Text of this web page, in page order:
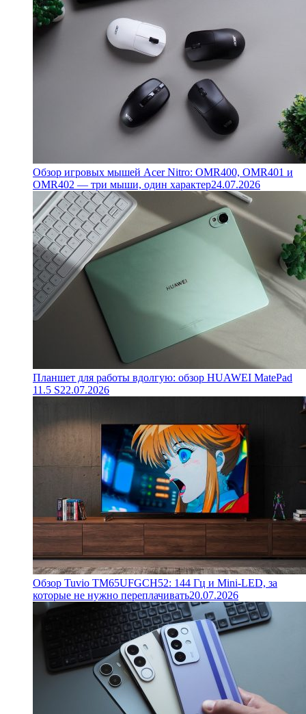
Обзор игровых мышей Acer Nitro: OMR400, OMR401 и
OMR402 — три мыши, один характер24.07.2026
Планшет для работы вдолгую: обзор HUAWEI MatePad
11.5 S22.07.2026
Обзор Tuvio TM65UFGCH52: 144 Гц и Mini-LED, за
которые не нужно переплачивать20.07.2026